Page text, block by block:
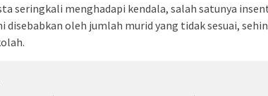
seringkali menghadapi kendala, salah satunya
disebabkan oleh jumlah murid yang tidak sesuai,